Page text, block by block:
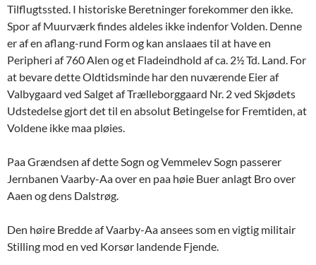
Tilflugtssted. I historiske Beretninger forekommer den ikke.
Spor af Muurværk findes aldeles ikke indenfor Volden. Denne
er af en aflang-rund Form og kan anslaaes til at have en
Peripheri af 760 Alen og et Fladeindhold af ca. 2½ Td. Land. For
at bevare dette Oldtidsminde har den nuværende Eier af
Valbygaard ved Salget af Trælleborggaard Nr. 2 ved Skjødets
Udstedelse gjort det til en absolut Betingelse for Fremtiden, at
Voldene ikke maa pløies.
Paa Grændsen af dette Sogn og Vemmelev Sogn passerer
Jernbanen Vaarby-Aa over en paa høie Buer anlagt Bro over
Aaen og dens Dalstrøg.
Den høire Bredde af Vaarby-Aa ansees som en vigtig militair
Stilling mod en ved Korsør landende Fjende.